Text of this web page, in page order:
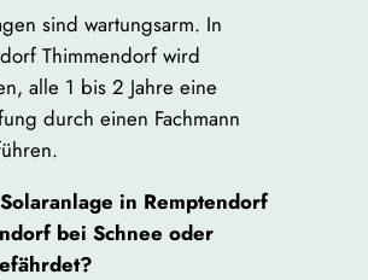
sind wartungsarm. In
Thimmendorf wird
alle 1 bis 2 Jahre eine
durch einen Fachmann
in Remptendorf
bei Schnee oder